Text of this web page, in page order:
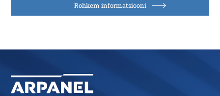
Rohkem informatsiooni